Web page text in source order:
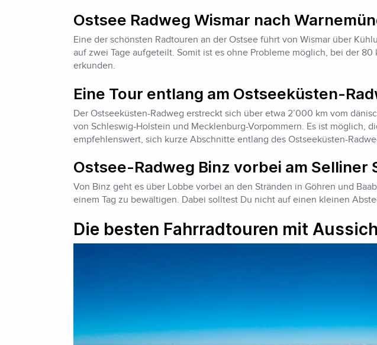
Ostsee Radweg Wismar nach
Eine der schönsten Radtouren an der Ostsee führt von Wismar über
auf zwei Tage aufgeteilt. Somit ist es ohne Probleme möglich, bei der
erkunden.
Eine Tour entlang am Ostseeküsten-
Der Ostseeküsten-Radweg erstreckt sich über etwa 2’000 km vom
von Schleswig-Holstein und Mecklenburg-Vorpommern. Es ist möglich,
empfehlenswert, sich kurze Abschnitte entlang des Ostseeküsten-
Ostsee-Radweg Binz vorbei am Selliner
Von Binz geht es über Lobbe vorbei an den Stränden in Göhren und
einem Tag zu bewältigen. Dabei solltest Du nicht auf einen kleinen
Die besten Fahrradtouren mit